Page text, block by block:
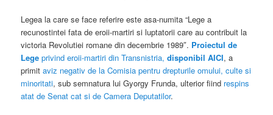
Legea la care se face referire este asa-numita “Lege a
recunostintei fata de eroii-martiri si luptatorii care au contribuit la
victoria Revolutiei romane din decembrie 1989″. Proiectul de
Lege privind eroii-martiri din Transnistria,disponibil AICI, a
primitaviz negativ de la Comisia pentru drepturile omului, culte si
minoritati, sub semnatura lui Gyorgy Frunda, ulterior fiind respins
atat de Senat cat si de Camera Deputatilor.